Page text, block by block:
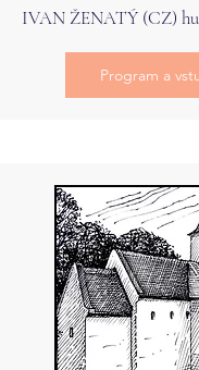
IVAN ŽENATÝ (CZ)
Program a